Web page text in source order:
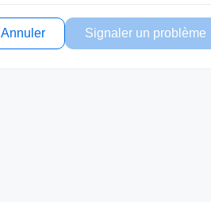
Annuler Signaler un problème